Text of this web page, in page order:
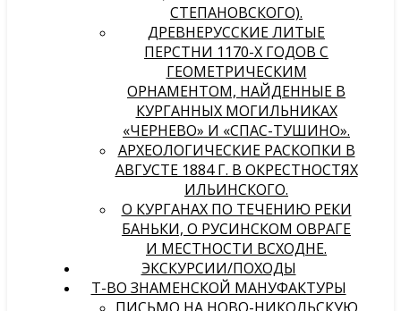
СТЕПАНОВСКОГО).
ДРЕВНЕРУССКИЕ ЛИТЫЕ
ПЕРСТНИ 1170-Х ГОДОВ С
ГЕОМЕТРИЧЕСКИМ
ОРНАМЕНТОМ, НАЙДЕННЫЕ В
КУРГАННЫХ МОГИЛЬНИКАХ
«ЧЕРНЕВО» И «СПАС-ТУШИНО».
АРХЕОЛОГИЧЕСКИЕ РАСКОПКИ В
АВГУСТЕ 1884 Г. В ОКРЕСТНОСТЯХ
ИЛЬИНСКОГО.
О КУРГАНАХ ПО ТЕЧЕНИЮ РЕКИ
БАНЬКИ, О РУСИНСКОМ ОВРАГЕ
И МЕСТНОСТИ ВСХОДНЕ.
ЭКСКУРСИИ/ПОХОДЫ
Т-ВО ЗНАМЕНСКОЙ МАНУФАКТУРЫ